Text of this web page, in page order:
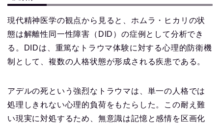
現代精神医学の観点から見ると、ホムラ・ヒカリの状
態は解離性同一性障害（DID）の症例として分析でき
る。DIDは、重篤なトラウマ体験に対する心理的防衛機
制として、複数の人格状態が形成される疾患である。
アデルの死という強烈なトラウマは、単一の人格では
処理しきれない心理的負荷をもたらした。この耐え難
い現実に対処するため、無意識は記憶と感情を区画化